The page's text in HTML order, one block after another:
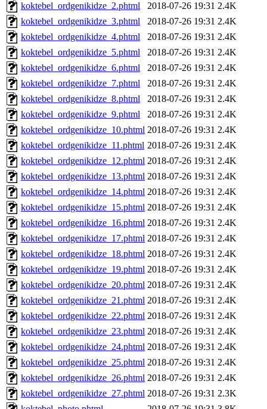
koktebel_ordgenikidze_2.phtml
2018-07-26 19:31 2.4K
koktebel_ordgenikidze_3.phtml
2018-07-26 19:31 2.4K
koktebel_ordgenikidze_4.phtml
2018-07-26 19:31 2.4K
koktebel_ordgenikidze_5.phtml
2018-07-26 19:31 2.4K
koktebel_ordgenikidze_6.phtml
2018-07-26 19:31 2.4K
koktebel_ordgenikidze_7.phtml
2018-07-26 19:31 2.4K
koktebel_ordgenikidze_8.phtml
2018-07-26 19:31 2.4K
koktebel_ordgenikidze_9.phtml
2018-07-26 19:31 2.4K
koktebel_ordgenikidze_10.phtml 2018-07-26 19:31 2.4K
koktebel_ordgenikidze_11.phtml 2018-07-26 19:31 2.4K
koktebel_ordgenikidze_12.phtml 2018-07-26 19:31 2.4K
koktebel_ordgenikidze_13.phtml 2018-07-26 19:31 2.4K
koktebel_ordgenikidze_14.phtml 2018-07-26 19:31 2.4K
koktebel_ordgenikidze_15.phtml 2018-07-26 19:31 2.4K
koktebel_ordgenikidze_16.phtml 2018-07-26 19:31 2.4K
koktebel_ordgenikidze_17.phtml 2018-07-26 19:31 2.4K
koktebel_ordgenikidze_18.phtml 2018-07-26 19:31 2.4K
koktebel_ordgenikidze_19.phtml 2018-07-26 19:31 2.4K
koktebel_ordgenikidze_20.phtml 2018-07-26 19:31 2.4K
koktebel_ordgenikidze_21.phtml 2018-07-26 19:31 2.4K
koktebel_ordgenikidze_22.phtml 2018-07-26 19:31 2.4K
koktebel_ordgenikidze_23.phtml 2018-07-26 19:31 2.4K
koktebel_ordgenikidze_24.phtml 2018-07-26 19:31 2.4K
koktebel_ordgenikidze_25.phtml 2018-07-26 19:31 2.4K
koktebel_ordgenikidze_26.phtml 2018-07-26 19:31 2.4K
koktebel_ordgenikidze_27.phtml 2018-07-26 19:31 2.3K